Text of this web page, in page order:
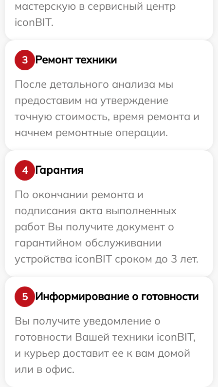
мастерскую в сервисный центр
iconBIT.
3
Ремонт техники
После детального анализа мы
предоставим на утверждение
точную стоимость, время ремонта и
начнем ремонтные операции.
4
Гарантия
По окончании ремонта и
подписания акта выполненных
работ Вы получите документ о
гарантийном обслуживании
устройства iconBIT сроком до 3 лет.
5
Информирование о готовности
Вы получите уведомление о
готовности Вашей техники iconBIT,
и курьер доставит ее к вам домой
или в офис.